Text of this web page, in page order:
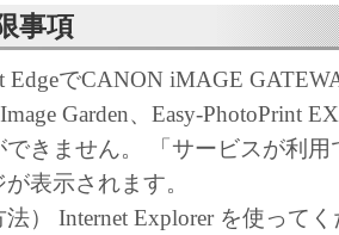
す。）に対し、本ソフトウェ
利を許諾します。
は、本ソフトウェアの全部ま
バース・エンジニアリング、
ンブル等することはできませ
事項
EdgeでCANON iMAGE
Garden、Easy-PhotoPrint
できません。 「サービスが利
表示されます。
法） Internet Explorer を使って